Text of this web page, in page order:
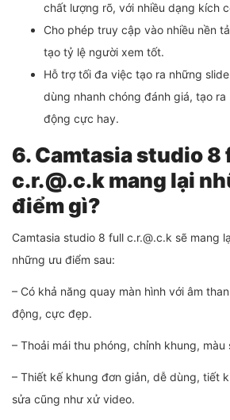
chất lượng rõ, với nhiều dạng kích
Cho phép truy cập vào nhiều nền
tạo tỷ lệ người xem tốt.
Hỗ trợ tối đa việc tạo ra những
dùng nhanh chóng đánh giá, tạo
động cực hay.
6. Camtasia studio 8
c.r.@.c.k mang lại
điểm gì?
Camtasia studio 8 full c.r.@.c.k sẽ mang
những ưu điểm sau:
– Có khả năng quay màn hình với âm
động, cực đẹp.
– Thoải mái thu phóng, chỉnh khung, màu
– Thiết kế khung đơn giản, dễ dùng, tiết
sửa cũng như xử video.